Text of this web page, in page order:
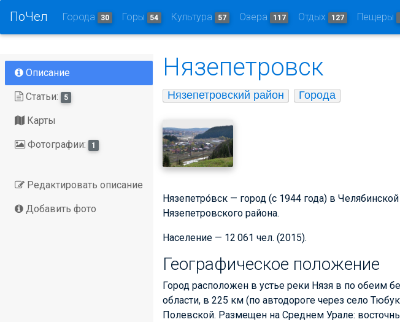
ПоЧел Города 30 Горы 54 Культура 57 Озера 117 Отдых 127 Пещеры
Описание
Статьи: 5
Карты
Фотографии: 1
Редактировать описание
Добавить фото
Нязепетровск
Нязепетровский район Города
Нязепетро́вск — город (с 1944 года) в
Нязепетровского района.
Население — 12 061 чел. (2015).
Географическое положение
Город расположен в устье реки Нязя в по обеим
области, в 225 км (по автодороге через село
Полевской. Размещен на Среднем Урале: